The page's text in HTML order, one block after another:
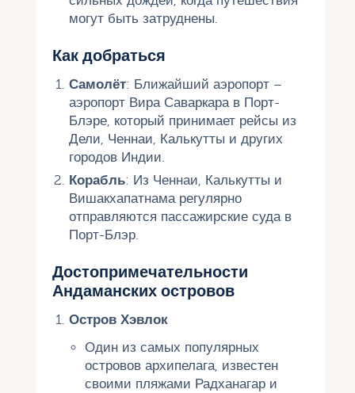
могут быть затруднены.
Как добраться
Самолёт: Ближайший аэропорт –
аэропорт Вира Саваркара в Порт-
Блэре, который принимает рейсы из
Дели, Ченнаи, Калькутты и других
городов Индии.
Корабль: Из Ченнаи, Калькутты и
Вишакхапатнама регулярно
отправляются пассажирские суда в
Порт-Блэр.
Достопримечательности
Андаманских островов
Остров Хэвлок
Один из самых популярных
островов архипелага, известен
своими пляжами Радханагар и